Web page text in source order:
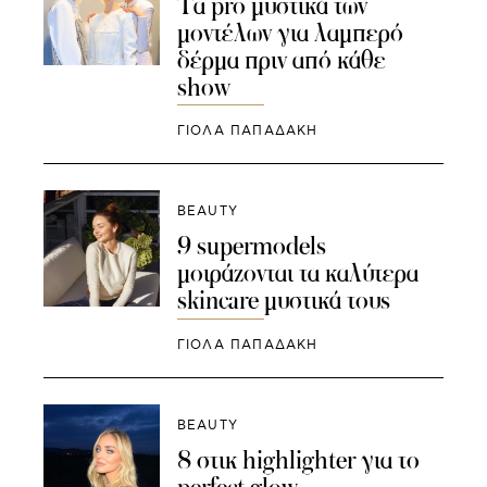
μοντέλων για λαμπερό
δέρμα πριν από κάθε
show
ΓΙΌΛΑ ΠΑΠΑΔΆΚΗ
BEAUTY
9 supermodels
μοιράζονται τα καλύτερα
skincare μυστικά τους
ΓΙΌΛΑ ΠΑΠΑΔΆΚΗ
BEAUTY
8 στικ highlighter για το